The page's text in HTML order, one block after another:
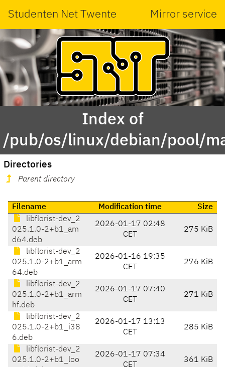
Studenten Net Twente Mirror service
Index of
/pub/os/linux/debian/pool/
Directories
Parent directory
Filename Modification time
Size
libflorist-dev_2
025.1.0-2+b1_am
d64.deb
2026-01-17 02:48
CET
275 KiB
libflorist-dev_2
025.1.0-2+b1_arm
64.deb
2026-01-16 19:35
CET
276 KiB
libflorist-dev_2
025.1.0-2+b1_arm
hf.deb
2026-01-17 07:40
CET
271 KiB
libflorist-dev_2
025.1.0-2+b1_i38
6.deb
2026-01-17 13:13
CET
285 KiB
libflorist-dev_2
025.1.0-2+b1_loo
2026-01-17 07:34
CET
361 KiB